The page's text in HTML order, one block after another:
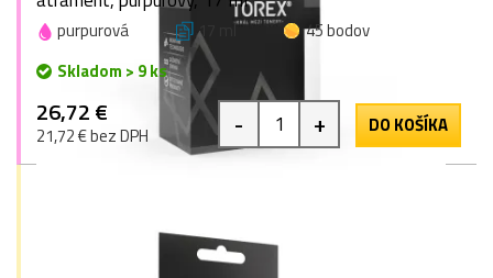
purpurová 17 ml
45 bodov
Skladom > 9 ks
26,72 €
21,72 € bez DPH - + DO KOŠÍKA